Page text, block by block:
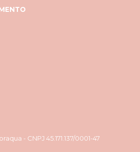
- CNPJ 45.171.137/0001-47